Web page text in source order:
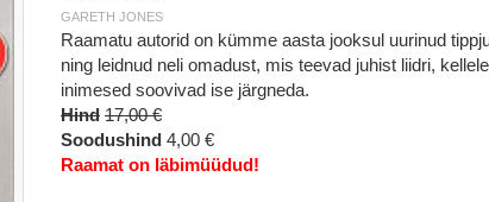
GARETH JONES
Raamatu autorid on kümme aasta jooksul uurinud
ning leidnud neli omadust, mis teevad juhist liidri, kellele
inimesed soovivad ise järgneda.
Hind 17,00 €
Soodushind 4,00 €
Raamat on läbimüüdud!